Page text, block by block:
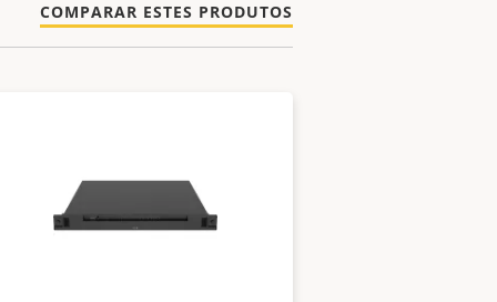
precisa
de gravação tudo
e opções de
COMPARAR ESTES PRODUTOS